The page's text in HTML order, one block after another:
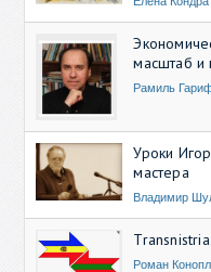
масштаб и
Рамиль
Уроки
мастера
Владимир
Роман